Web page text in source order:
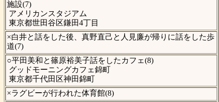
施設(7)
アメリカンスタジアム
東京都世田谷区鎌田4丁目
×白井と話をした後、真野直己と人見廉が帰りに話をした歩
道(7)
○平田美和と篠原裕美子話をしたカフェ(8)
グッドモーニングカフェ錦町
東京都千代田区神田錦町
×ラグビーが行われた体育館(8)